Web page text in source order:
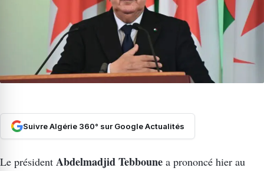
Suivre Algérie 360° sur Google Actualités
Le président Abdelmadjid Tebboune a prononcé hier au